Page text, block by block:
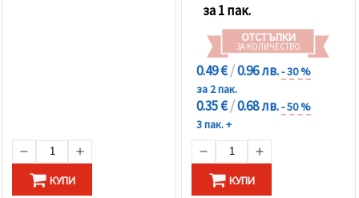
КУПИ
за 1 пак.
ОТСТЪПКИ
ЗА КОЛИЧЕСТВО
0.49 €/0.96 лв.- 30 %
за 2 пак.
0.35 €/0.68 лв.- 50 %
3 пак. +
КУПИ